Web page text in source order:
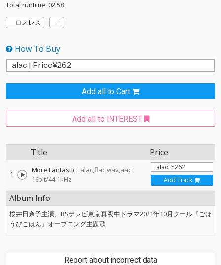
Total runtime: 02:58
ロスレス
How To Buy
Add all to Cart
Add all to INTEREST
Title Price
1 More Fantastic
alac,flac,wav,aac:
16bit/44.1kHz
Add Track
Album Info
桜井日奈子主演、BSテレビ東京真夜中ドラマ2021年10月クール『ごほ
うびごはん』オープニング主題歌
Report about incorrect data